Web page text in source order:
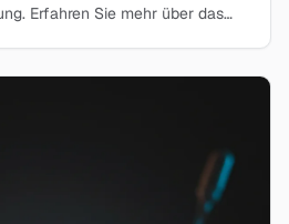
Erfahren Sie mehr über das